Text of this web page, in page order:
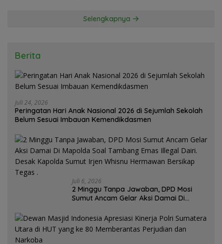
Selengkapnya
Berita
Juli 24, 2026
Peringatan Hari Anak Nasional 2026 di Sejumlah Sekolah
Belum Sesuai Imbauan Kemendikdasmen
Juli 6, 2026
2 Minggu Tanpa Jawaban, DPD Mosi
Sumut Ancam Gelar Aksi Damai Di
Dairi. Desak Kapolda Sumut Irjen
Whisnu Hermawan Bersikap Tegas .